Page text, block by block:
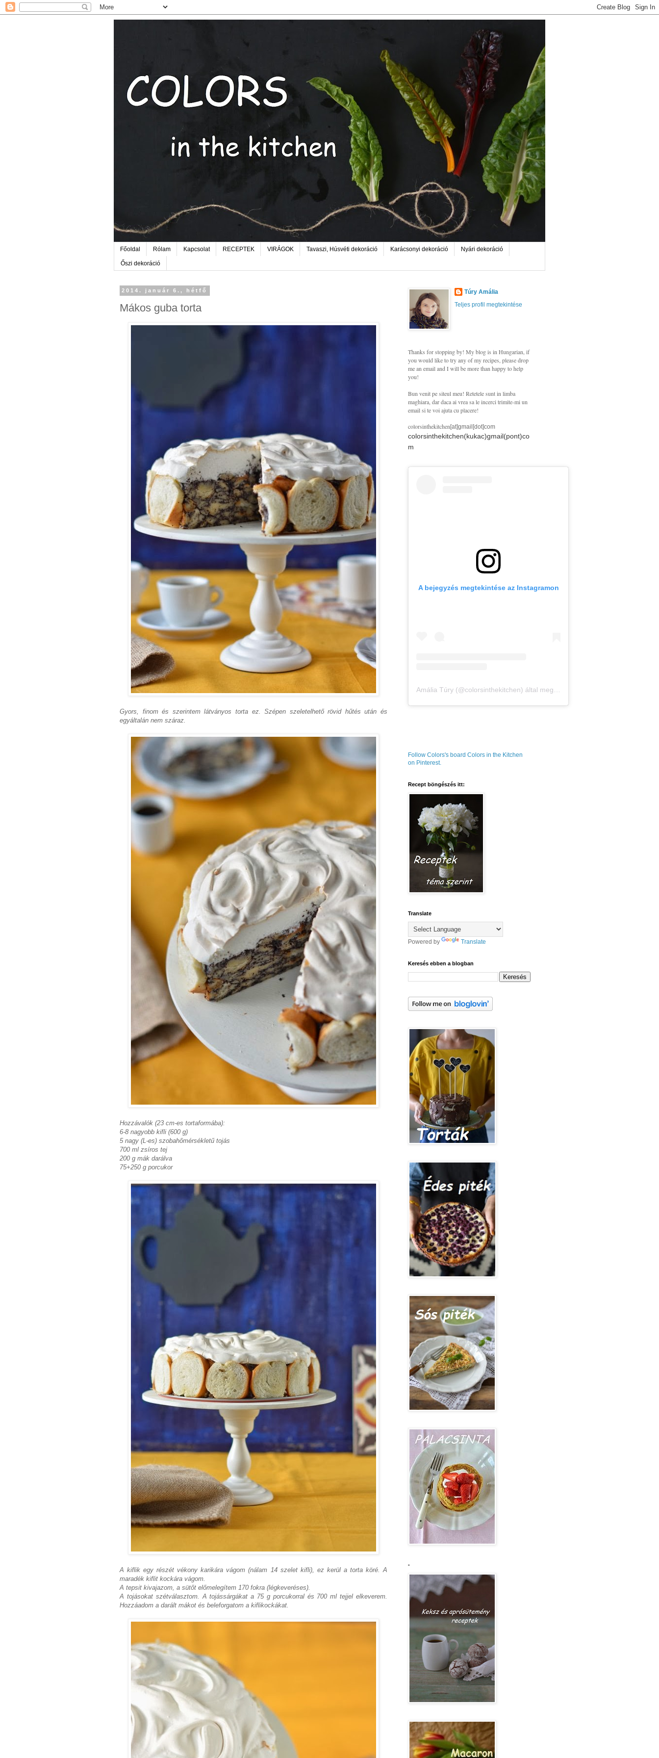
Főoldal Rólam Kapcsolat RECEPTEK VIRÁGOK Tavaszi, Húsvéti dekoráció Karácsonyi dekoráció Nyári dekoráció
Őszi dekoráció
2014. január 6., hétfő
Mákos guba torta
Gyors, finom és szerintem látványos torta ez. Szépen szeletelhető rövid hűtés után és
egyáltalán nem száraz.
Hozzávalók (23 cm-es tortaformába):
6-8 nagyobb kifli (600 g)
5 nagy (L-es) szobahőmérsékletű tojás
700 ml zsíros tej
200 g mák darálva
75+250 g porcukor
A kiflik egy részét vékony karikára vágom (nálam 14 szelet kifli), ez kerül a torta köré. A
maradék kiflit kockára vágom.
A tepsit kivajazom, a sütőt előmelegítem 170 fokra (légkeveréses).
A tojásokat szétválasztom. A tojássárgákat a 75 g porcukorral és 700 ml tejjel elkeverem.
Hozzáadom a darált mákot és beleforgatom a kiflikockákat.
Túry Amália
Teljes profil megtekintése
Thanks for stopping by! My blog is in Hungarian, if
you would like to try any of my recipes, please drop
me an email and I will be more than happy to help
you!
Bun venit pe siteul meu! Retetele sunt in limba
maghiara, dar daca ai vrea sa le incerci trimite-mi un
email si te voi ajuta cu placere!
colorsinthekitchen[at]gmail[dot]com
colorsinthekitchen(kukac)gmail(pont)co
m
A bejegyzés megtekintése az Instagramon
Amália Túry (@colorsinthekitchen) által megosztott bejegyzés
Follow Colors's board Colors in the Kitchen
on Pinterest.
Recept böngészés itt:
Translate
Powered by Translate
Keresés ebben a blogban
-